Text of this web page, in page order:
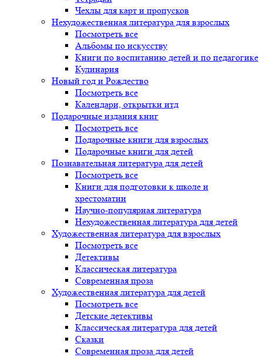
Чехлы для карт и пропусков
Нехудожественная литература для взрослых
Посмотреть все
Альбомы по искусству
Книги по воспитанию детей и по педагогике
Кулинария
Новый год и Рождество
Посмотреть все
Календари, открытки итд
Подарочные издания книг
Посмотреть все
Подарочные книги для взрослых
Подарочные книги для детей
Познавательная литература для детей
Посмотреть все
Книги для подготовки к школе и
хрестоматии
Научно-популярная литература
Нехудожественная литература для детей
Художественная литература для взрослых
Посмотреть все
Детективы
Классическая литература
Современная проза
Художественная литература для детей
Посмотреть все
Детские детективы
Классическая литература для детей
Сказки
Современная проза для детей